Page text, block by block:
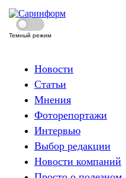
Темный режим
Новости
Статьи
Мнения
Фоторепортажи
Интервью
Выбор редакции
Новости компаний